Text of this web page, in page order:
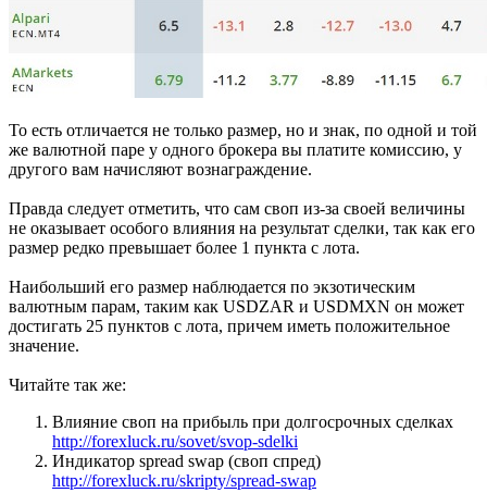
То есть отличается не только размер, но и знак, по одной и той
же валютной паре у одного брокера вы платите комиссию, у
другого вам начисляют вознаграждение.
Правда следует отметить, что сам своп из-за своей величины
не оказывает особого влияния на результат сделки, так как его
размер редко превышает более 1 пункта с лота.
Наибольший его размер наблюдается по экзотическим
валютным парам, таким как USDZAR и USDMXN он может
достигать 25 пунктов с лота, причем иметь положительное
значение.
Читайте так же:
Влияние своп на прибыль при долгосрочных сделках
http://forexluck.ru/sovet/svop-sdelki
Индикатор spread swap (своп спред)
http://forexluck.ru/skripty/spread-swap